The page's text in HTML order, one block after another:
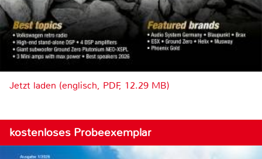
Jetzt laden (englisch, PDF, 12.29 MB)
kostenloses Probeexemplar